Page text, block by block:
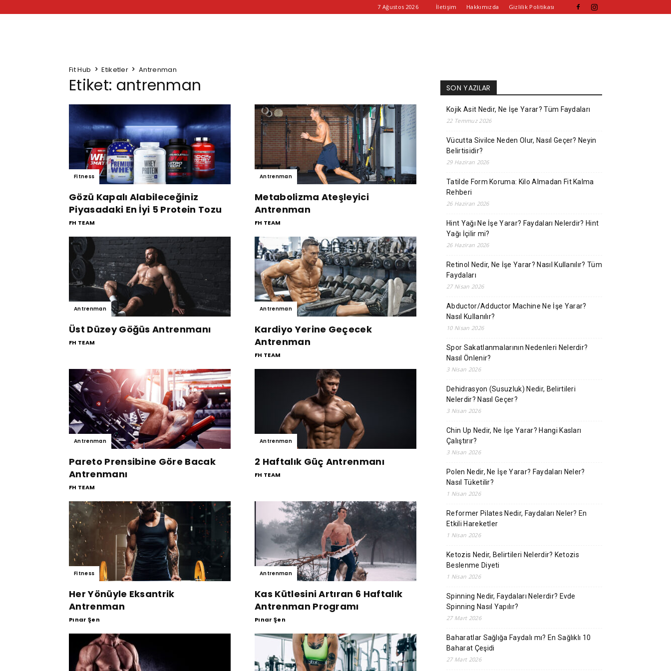
7 Ağustos 2026 İletişim Hakkımızda Gizlilik Politikası
Fit Hub Etiketler Antrenman
Etiket: antrenman
Fitness
Gözü Kapalı Alabileceğiniz
Piyasadaki En İyi 5 Protein Tozu
FH TEAM
Antrenman
Metabolizma Ateşleyici
Antrenman
FH TEAM
Antrenman
Üst Düzey Göğüs Antrenmanı
FH TEAM
Antrenman
Kardiyo Yerine Geçecek
Antrenman
FH TEAM
Antrenman
Pareto Prensibine Göre Bacak
Antrenmanı
FH TEAM
Antrenman
2 Haftalık Güç Antrenmanı
FH TEAM
Fitness
Her Yönüyle Eksantrik
Antrenman
Pınar Şen
Antrenman
Kas Kütlesini Artıran 6 Haftalık
Antrenman Programı
Pınar Şen
SON YAZILAR
Kojik Asit Nedir, Ne İşe Yarar? Tüm Faydaları
22 Temmuz 2026
Vücutta Sivilce Neden Olur, Nasıl Geçer? Neyin
Belirtisidir?
29 Haziran 2026
Tatilde Form Koruma: Kilo Almadan Fit Kalma
Rehberi
26 Haziran 2026
Hint Yağı Ne İşe Yarar? Faydaları Nelerdir? Hint
Yağı İçilir mi?
26 Haziran 2026
Retinol Nedir, Ne İşe Yarar? Nasıl Kullanılır? Tüm
Faydaları
27 Nisan 2026
Abductor/Adductor Machine Ne İşe Yarar?
Nasıl Kullanılır?
10 Nisan 2026
Spor Sakatlanmalarının Nedenleri Nelerdir?
Nasıl Önlenir?
3 Nisan 2026
Dehidrasyon (Susuzluk) Nedir, Belirtileri
Nelerdir? Nasıl Geçer?
3 Nisan 2026
Chin Up Nedir, Ne İşe Yarar? Hangi Kasları
Çalıştırır?
3 Nisan 2026
Polen Nedir, Ne İşe Yarar? Faydaları Neler?
Nasıl Tüketilir?
1 Nisan 2026
Reformer Pilates Nedir, Faydaları Neler? En
Etkili Hareketler
1 Nisan 2026
Ketozis Nedir, Belirtileri Nelerdir? Ketozis
Beslenme Diyeti
1 Nisan 2026
Spinning Nedir, Faydaları Nelerdir? Evde
Spinning Nasıl Yapılır?
27 Mart 2026
Baharatlar Sağlığa Faydalı mı? En Sağlıklı 10
Baharat Çeşidi
27 Mart 2026